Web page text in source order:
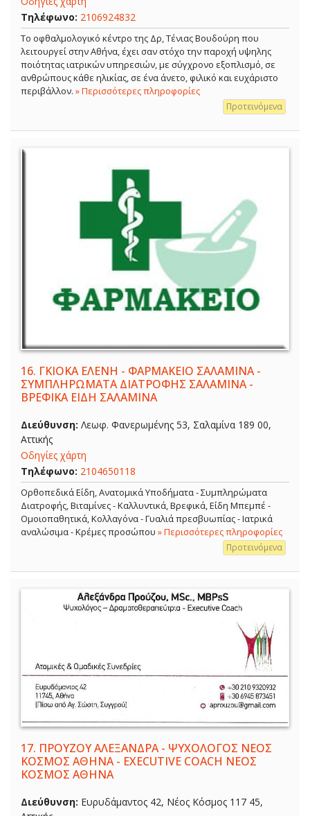
Τηλέφωνο: 2106924832
Το οφθαλμολογικό κέντρο της Δρ, Τένιας Βουδούρη που
λειτουργεί στην Αθήνα, έχει σαν στόχο την παροχή υψηλης
ποιότητας ιατρικών υπηρεσιών, με σύγχρονο εξοπλισμό, σε
ανθρώπους κάθε ηλικίας, σε ένα άνετο, φιλικό και ευχάριστο
περιβάλλον. » Περισσότερες πληροφορίες
Προτεινόμενα
16. ΓΚΙΟΚΑ ΕΛΕΝΗ - ΦΑΡΜΑΚΕΙΟ ΣΑΛΑΜΙΝΑ -
ΣΥΜΠΛΗΡΩΜΑΤΑ ΔΙΑΤΡΟΦΗΣ ΣΑΛΑΜΙΝΑ -
ΒΡΕΦΙΚΑ ΕΙΔΗ ΣΑΛΑΜΙΝΑ
Διεύθυνση: Λεωφ. Φανερωμένης 53, Σαλαμίνα 189 00,
Αττικής
Οδηγίες χάρτη
Τηλέφωνο: 2104650118
Ορθοπεδικά Είδη, Ανατομικά Υποδήματα - Συμπληρώματα
Διατροφής, Βιταμίνες - Καλλυντικά, Βρεφικά, Είδη Μπεμπέ -
Ομοιοπαθητικά, Κολλαγόνα - Γυαλιά πρεσβυωπίας - Ιατρικά
αναλώσιμα - Κρέμες προσώπου » Περισσότερες πληροφορίες
Προτεινόμενα
17. ΠΡΟΥΖΟΥ ΑΛΕΞΑΝΔΡΑ - ΨΥΧΟΛΟΓΟΣ ΝΕΟΣ
ΚΟΣΜΟΣ ΑΘΗΝΑ - EXECUTIVE COACH ΝΕΟΣ
ΚΟΣΜΟΣ ΑΘΗΝΑ
Διεύθυνση: Ευρυδάμαντος 42, Νέος Κόσμος 117 45,